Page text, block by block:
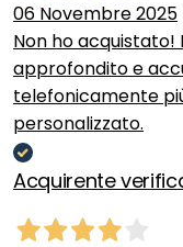
06 Novembre 2025
Non ho acquistato!
approfondito e
telefonicamente
personalizzato.
Acquirente